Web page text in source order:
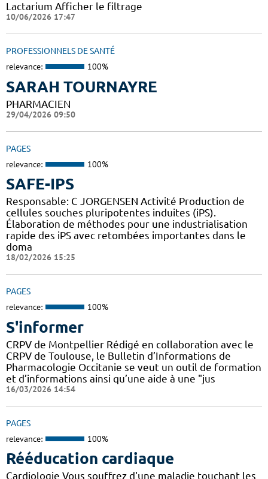
Lactarium Afficher le filtrage
10/06/2026 17:47
PROFESSIONNELS DE SANTÉ
relevance: 100%
SARAH TOURNAYRE
PHARMACIEN
29/04/2026 09:50
PAGES
relevance: 100%
SAFE-IPS
Responsable: C JORGENSEN Activité Production de
cellules souches pluripotentes induites (iPS).
Élaboration de méthodes pour une industrialisation
rapide des iPS avec retombées importantes dans le
doma
18/02/2026 15:25
PAGES
relevance: 100%
S'informer
CRPV de Montpellier Rédigé en collaboration avec le
CRPV de Toulouse, le Bulletin d’Informations de
Pharmacologie Occitanie se veut un outil de formation
et d’informations ainsi qu’une aide à une "jus
16/03/2026 14:54
PAGES
relevance: 100%
Rééducation cardiaque
Cardiologie Vous souffrez d'une maladie touchant les